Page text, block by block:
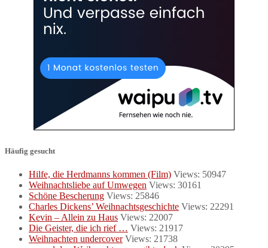
Häufig gesucht
Hilfe, die Herdmanns kommen (Film) Views: 50947
Weihnachtsliebe auf Umwegen Views: 30161
Schöne Bescherung Views: 25846
Charles Dickens’ Weihnachtsgeschichte Views: 22291
Kevin – Allein zu Haus Views: 22007
Die Geister, die ich rief … Views: 21917
Weihnachten undercover Views: 21738